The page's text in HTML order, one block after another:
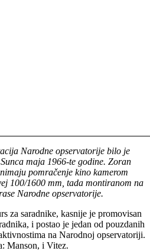
Narodne opservatorije bilo je
maja 1966-te godine. Zoran
pomračenje kino kamerom
100/1600 mm, tada montiranom na
Narodne opservatorije.
za saradnike, kasnije je promovisan
i postao je jedan od pouzdanih
na Narodnoj opservatoriji.
Manson, i Vitez.